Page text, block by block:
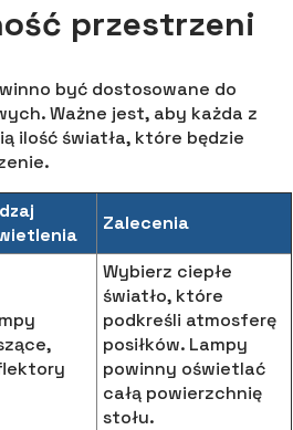
przestrzeni
być dostosowane do
Ważne jest, aby każda z
ilość światła, które będzie
Zalecenia
Wybierz ciepłe
światło, które
podkreśli atmosferę
posiłków. Lampy
powinny oświetlać
całą powierzchnię
stołu.